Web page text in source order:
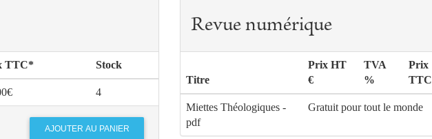
TTC* Stock
4
Revue numérique
Titre
Prix HT
€
TVA
%
Prix
TTC
Miettes Théologiques -
pdf
Gratuit pour tout le monde